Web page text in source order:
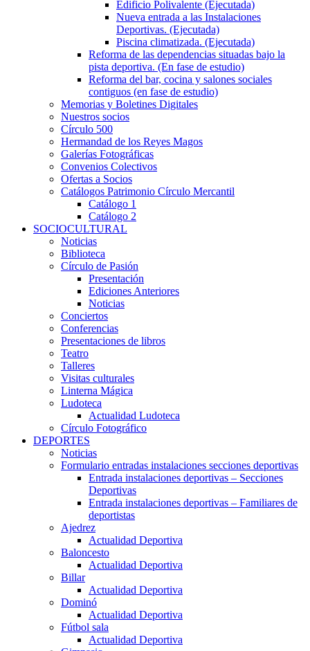
Edificio Polivalente (Ejecutada)
Nueva entrada a las Instalaciones
Deportivas. (Ejecutada)
Piscina climatizada. (Ejecutada)
Reforma de las dependencias situadas bajo la
pista deportiva. (En fase de estudio)
Reforma del bar, cocina y salones sociales
contiguos (en fase de estudio)
Memorias y Boletines Digitales
Nuestros socios
Círculo 500
Hermandad de los Reyes Magos
Galerías Fotográficas
Convenios Colectivos
Ofertas a Socios
Catálogos Patrimonio Círculo Mercantil
Catálogo 1
Catálogo 2
SOCIOCULTURAL
Noticias
Biblioteca
Círculo de Pasión
Presentación
Ediciones Anteriores
Noticias
Conciertos
Conferencias
Presentaciones de libros
Teatro
Talleres
Visitas culturales
Linterna Mágica
Ludoteca
Actualidad Ludoteca
Círculo Fotográfico
DEPORTES
Noticias
Formulario entradas instalaciones secciones deportivas
Entrada instalaciones deportivas – Secciones
Deportivas
Entrada instalaciones deportivas – Familiares de
deportistas
Ajedrez
Actualidad Deportiva
Baloncesto
Actualidad Deportiva
Billar
Actualidad Deportiva
Dominó
Actualidad Deportiva
Fútbol sala
Actualidad Deportiva